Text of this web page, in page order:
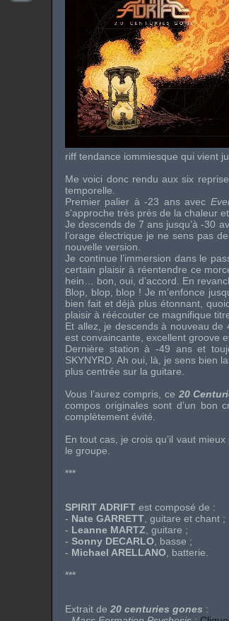
riff tendance iommiesque qui vient
Me voici donc rendu aux six
temporelle.
Premier palier à -23 ans avec
s'approche très près de la chaleur
Je descends de 7 ans jusqu’à -30
l’orage électrique je ne sens pas
nouvelle version.
Je continue l’immersion dans le
certain plaisir à réentendre ce
hein… bon, oui, d’accord. En
Blop, blop, blop ! Je m’enfonce
bien fait et déjà plus étonnant,
plaisir à réécouter ce magnifique
Et allez, je descends à nouveau de
est convaincante, excellent groove
Dernière station à -49 ans et
SKYNYRD . Ah oui, là, je sens bien
plus centrée sur la guitare.
Vous l’aurez compris, ce 20
compos originales sont d’un bon
complètement évité.
En tout cas, je crois qu’il vaut
le groupe.
***
SPIRIT ADRIFT est composé de :
- Nate GARRETT , guitare et chant ;
- Leanne MARTZ , guitare ;
- Sonny DECARLO , basse ;
- Michael ARELLANO , batterie.
***
Extrait de 20 centuries gones :